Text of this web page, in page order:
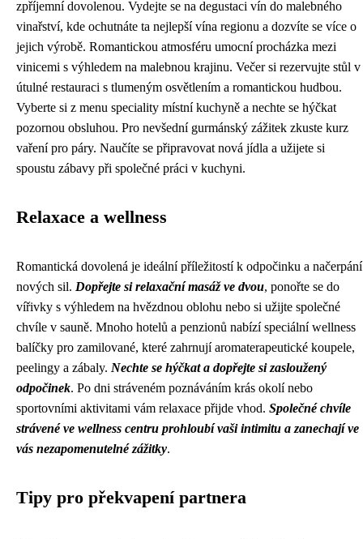
zpříjemní dovolenou. Vydejte se na degustaci vín do malebného
vinařství, kde ochutnáte ta nejlepší vína regionu a dozvíte se více o
jejich výrobě. Romantickou atmosféru umocní procházka mezi
vinicemi s výhledem na malebnou krajinu. Večer si rezervujte stůl v
útulné restauraci s tlumeným osvětlením a romantickou hudbou.
Vyberte si z menu speciality místní kuchyně a nechte se hýčkat
pozornou obsluhou. Pro nevšední gurmánský zážitek zkuste kurz
vaření pro páry. Naučíte se připravovat nová jídla a užijete si
spoustu zábavy při společné práci v kuchyni.
Relaxace a wellness
Romantická dovolená je ideální příležitostí k odpočinku a načerpání
nových sil. Dopřejte si relaxační masáž ve dvou, ponořte se do
vířivky s výhledem na hvězdnou oblohu nebo si užijte společné
chvíle v sauně. Mnoho hotelů a penzionů nabízí speciální wellness
balíčky pro zamilované, které zahrnují aromaterapeutické koupele,
peelingy a zábaly. Nechte se hýčkat a dopřejte si zasloužený
odpočinek. Po dni stráveném poznáváním krás okolí nebo
sportovními aktivitami vám relaxace přijde vhod. Společné chvíle
strávené ve wellness centru prohloubí vaši intimitu a zanechají ve
vás nezapomenutelné zážitky.
Tipy pro překvapení partnera